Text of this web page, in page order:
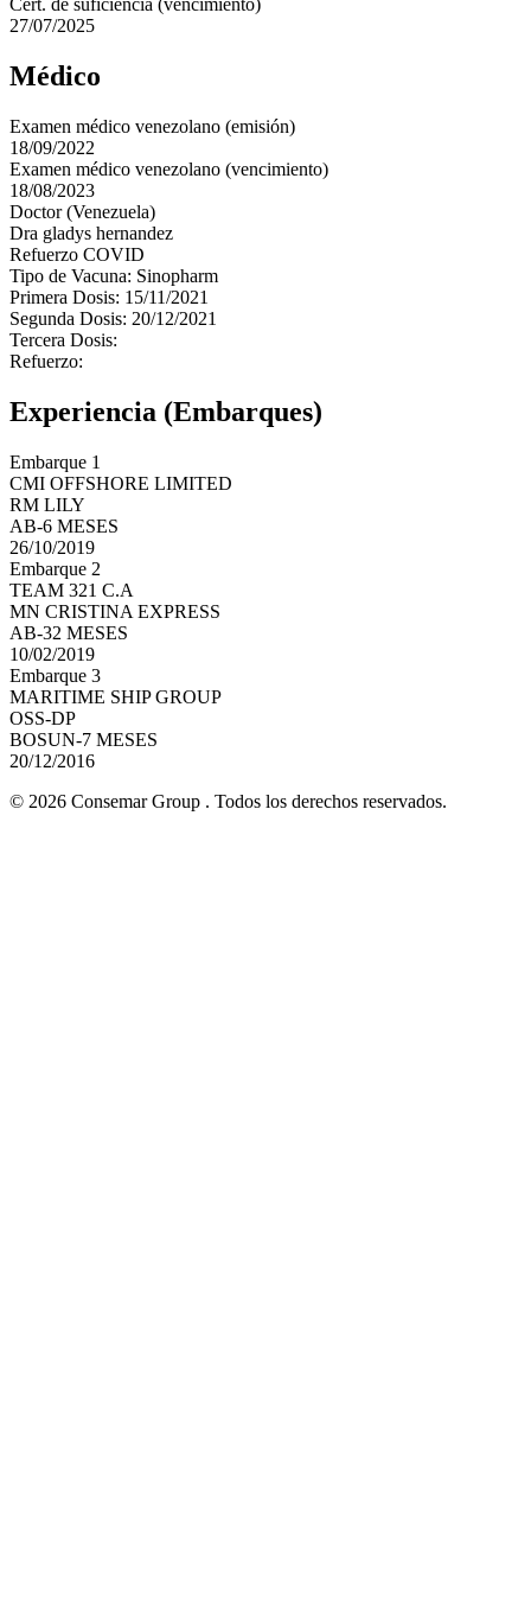
Cert. de suficiencia (vencimiento)
27/07/2025
Médico
Examen médico venezolano (emisión)
18/09/2022
Examen médico venezolano (vencimiento)
18/08/2023
Doctor (Venezuela)
Dra gladys hernandez
Refuerzo COVID
Tipo de Vacuna: Sinopharm
Primera Dosis: 15/11/2021
Segunda Dosis: 20/12/2021
Tercera Dosis:
Refuerzo:
Experiencia (Embarques)
Embarque 1
CMI OFFSHORE LIMITED
RM LILY
AB-6 MESES
26/10/2019
Embarque 2
TEAM 321 C.A
MN CRISTINA EXPRESS
AB-32 MESES
10/02/2019
Embarque 3
MARITIME SHIP GROUP
OSS-DP
BOSUN-7 MESES
20/12/2016
© 2026 Consemar Group . Todos los derechos reservados.